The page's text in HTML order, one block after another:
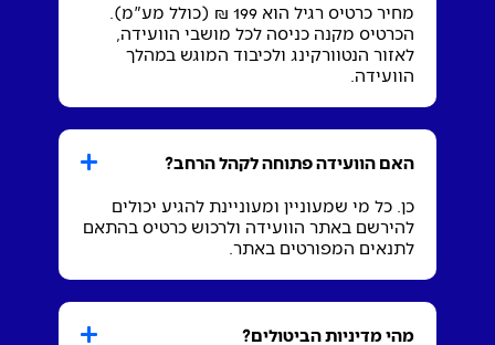
מחיר כרטיס רגיל הוא 199 ₪ (כולל מע"מ).
הכרטיס מקנה כניסה לכל מושבי הוועידה,
לאזור הנטוורקינג ולכיבוד המוגש במהלך
הוועידה.
האם הוועידה פתוחה לקהל הרחב?
כן. כל מי שמעוניין ומעוניינת להגיע יכולים
להירשם באתר הוועידה ולרכוש כרטיס בהתאם
לתנאים המפורטים באתר.
מהי מדיניות הביטולים?